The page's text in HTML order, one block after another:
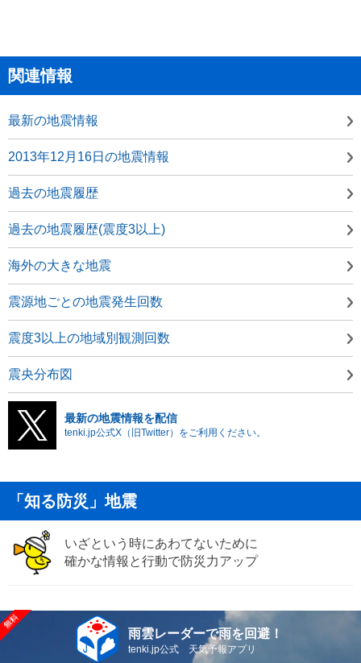
関連情報
最新の地震情報
2013年12月16日の地震情報
過去の地震履歴
過去の地震履歴(震度3以上)
海外の大きな地震
震源地ごとの地震発生回数
震度3以上の地域別観測回数
震央分布図
最新の地震情報を配信
tenki.jp公式X（旧Twitter）をご利用ください。
「知る防災」地震
いざという時にあわてないために
確かな情報と行動で防災力アップ
雨雲レーダーで雨を回避！
tenki.jp公式 天気予報アプリ